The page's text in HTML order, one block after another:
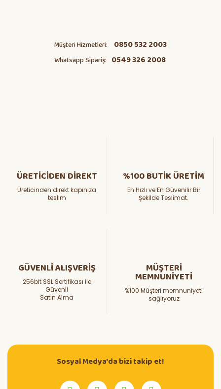
Müşteri Hizmetleri: 0850 532 2003
Whatsapp Sipariş: 0549 326 2008
ÜRETİCİDEN DİREKT
Üreticinden direkt kapınıza
teslim
%100 BUTİK ÜRETİM
En Hızlı ve En Güvenilir Bir
Şekilde Teslimat.
GÜVENLİ ALIŞVERİŞ
256bit SSL Sertifikası ile
Güvenli
Satın Alma
MÜŞTERİ
MEMNUNİYETİ
%100 Müşteri memnuniyeti
sağlıyoruz
Sosyal Medya'da bizi takip et!